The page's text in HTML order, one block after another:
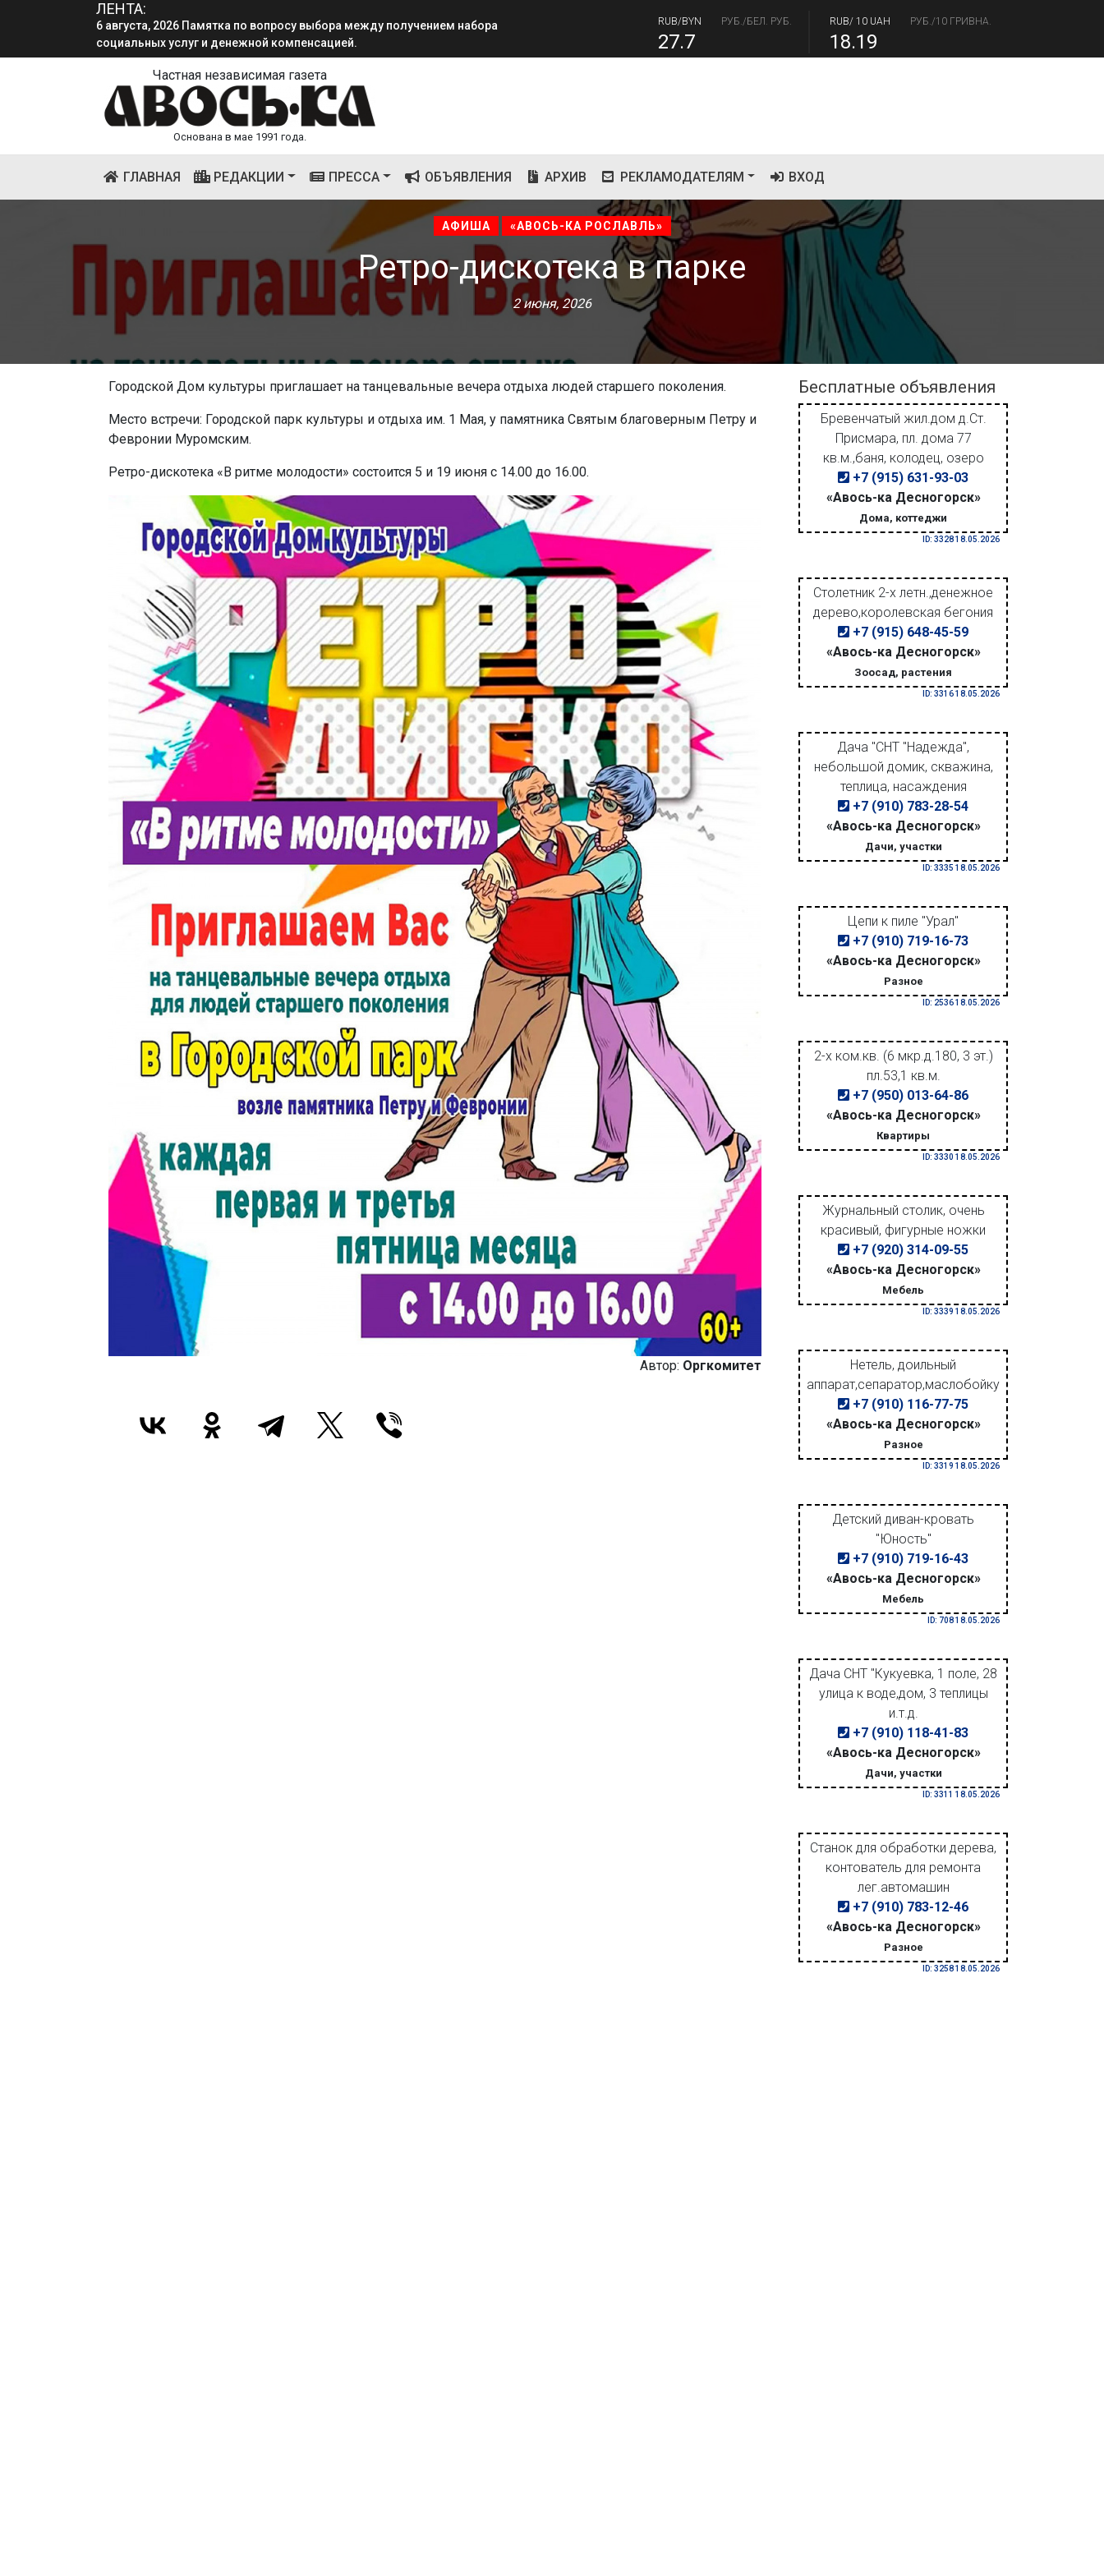
ЛЕНТА:
6 августа, 2026 Памятка по вопросу выбора между получением набора
социальных услуг и денежной компенсацией.
РУБ./ДОЛЛАР
27.7 18.19
Частная независимая газета
Основана в мае 1991 года.
ГЛАВНАЯ(CURRENT)РЕДАКЦИИ ПРЕССА ОБЪЯВЛЕНИЯ АРХИВ РЕКЛАМОДАТЕЛЯМ ВХОД
АФИША «АВОСЬ-КА РОСЛАВЛЬ»
Ретро-дискотека в парке
2 июня, 2026
Городской Дом культуры приглашает на танцевальные вечера отдыха людей старшего поколения.
Место встречи: Городской парк культуры и отдыха им. 1 Мая, у памятника Святым благоверным Петру и
Февронии Муромским.
Ретро-дискотека «В ритме молодости» состоится 5 и 19 июня с 14.00 до 16.00.
Автор: Оргкомитет
Бесплатные объявления
Бревенчатый жил.дом д.Ст.
Присмара, пл. дома 77
кв.м.,баня, колодец, озеро
+7 (915) 631-93-03
«Авось-ка Десногорск»
Дома, коттеджи
ID: 3328 18.05.2026
Столетник 2-х летн.,денежное
дерево,королевская бегония
+7 (915) 648-45-59
«Авось-ка Десногорск»
Зоосад, растения
ID: 3316 18.05.2026
Дача "СНТ "Надежда",
небольшой домик, скважина,
теплица, насаждения
+7 (910) 783-28-54
«Авось-ка Десногорск»
Дачи, участки
ID: 3335 18.05.2026
Цепи к пиле "Урал"
+7 (910) 719-16-73
«Авось-ка Десногорск»
Разное
ID: 2536 18.05.2026
2-х ком.кв. (6 мкр.д.180, 3 эт.)
пл.53,1 кв.м.
+7 (950) 013-64-86
«Авось-ка Десногорск»
Квартиры
ID: 3330 18.05.2026
Журнальный столик, очень
красивый, фигурные ножки
+7 (920) 314-09-55
«Авось-ка Десногорск»
Мебель
ID: 3339 18.05.2026
Нетель, доильный
аппарат,сепаратор,маслобойку
+7 (910) 116-77-75
«Авось-ка Десногорск»
Разное
ID: 3319 18.05.2026
Детский диван-кровать
"Юность"
+7 (910) 719-16-43
«Авось-ка Десногорск»
Мебель
ID: 708 18.05.2026
Дача СНТ "Кукуевка, 1 поле, 28
улица к воде,дом, 3 теплицы
и.т.д.
+7 (910) 118-41-83
«Авось-ка Десногорск»
Дачи, участки
ID: 3311 18.05.2026
Станок для обработки дерева,
контователь для ремонта
лег.автомашин
+7 (910) 783-12-46
«Авось-ка Десногорск»
Разное
ID: 3258 18.05.2026